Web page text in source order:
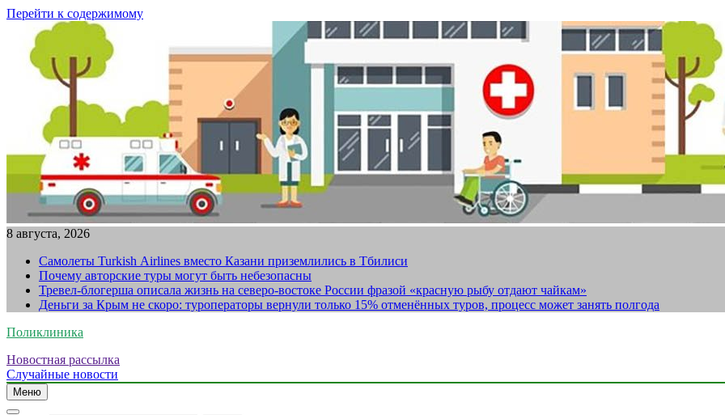
Перейти к содержимому
8 августа, 2026
Самолеты Turkish Airlines вместо Казани приземлились в Тбилиси
Почему авторские туры могут быть небезопасны
Тревел-блогерша описала жизнь на северо-востоке России фразой «красную рыбу отдают чайкам»
Деньги за Крым не скоро: туроператоры вернули только 15% отменённых туров, процесс может занять полгода
Поликлиника
Новостная рассылка
Случайные новости
Меню